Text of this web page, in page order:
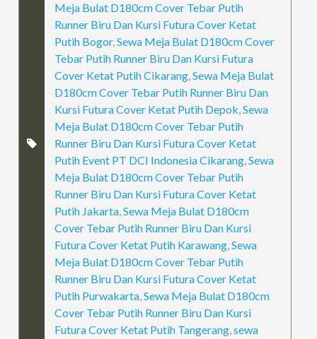
Meja Bulat D180cm Cover Tebar Putih
Runner Biru Dan Kursi Futura Cover Ketat
Putih Bogor,Sewa Meja Bulat D180cm Cover
Tebar Putih Runner Biru Dan Kursi Futura
Cover Ketat Putih Cikarang,Sewa Meja Bulat
D180cm Cover Tebar Putih Runner Biru Dan
Kursi Futura Cover Ketat Putih Depok,Sewa
Meja Bulat D180cm Cover Tebar Putih
Runner Biru Dan Kursi Futura Cover Ketat
Putih Event PT DCI Indonesia Cikarang,Sewa
Meja Bulat D180cm Cover Tebar Putih
Runner Biru Dan Kursi Futura Cover Ketat
Putih Jakarta,Sewa Meja Bulat D180cm
Cover Tebar Putih Runner Biru Dan Kursi
Futura Cover Ketat Putih Karawang,Sewa
Meja Bulat D180cm Cover Tebar Putih
Runner Biru Dan Kursi Futura Cover Ketat
Putih Purwakarta,Sewa Meja Bulat D180cm
Cover Tebar Putih Runner Biru Dan Kursi
Futura Cover Ketat Putih Tangerang,sewa